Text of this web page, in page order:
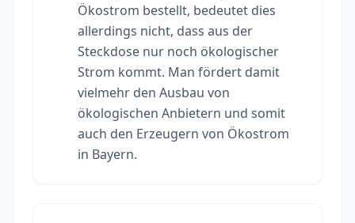
Ökostrom bestellt, bedeutet dies
allerdings nicht, dass aus der
Steckdose nur noch ökologischer
Strom kommt. Man fördert damit
vielmehr den Ausbau von
ökologischen Anbietern und somit
auch den Erzeugern von Ökostrom
in Bayern.